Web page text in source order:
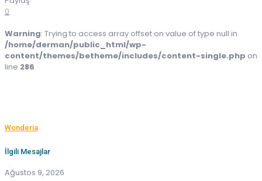
0
Warning: Trying to access array offset on value of type null in
/home/derman/public_html/wp-
content/themes/betheme/includes/content-single.php on
line 286
Wonderia
İlgili Mesajlar
Ağustos 9, 2026